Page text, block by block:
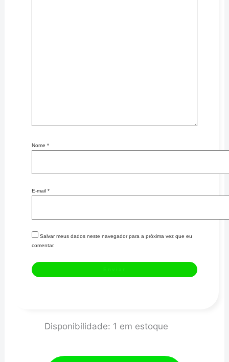
Nome *
E-mail *
Salvar meus dados neste navegador para a próxima vez que eu
comentar.
Disponibilidade: 1 em estoque